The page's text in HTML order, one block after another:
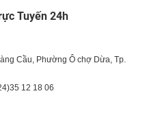
Tuyến 24h
Cầu, Phường Ô chợ Dừa, Tp.
35 12 18 06